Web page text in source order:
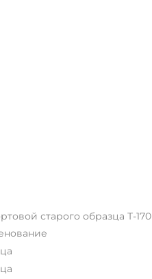
старого образца Т-170